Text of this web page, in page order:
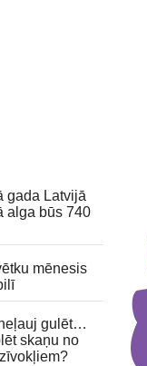
gada Latvijā
alga būs 740
mēnesis
gulēt…
skaņu no